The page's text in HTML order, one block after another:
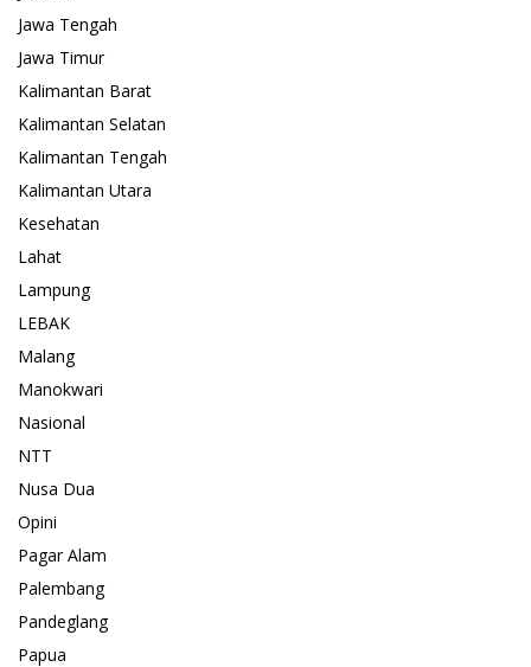
Jawa Tengah
Jawa Timur
Kalimantan Barat
Kalimantan Selatan
Kalimantan Tengah
Kalimantan Utara
Kesehatan
Lahat
Lampung
LEBAK
Malang
Manokwari
Nasional
NTT
Nusa Dua
Opini
Pagar Alam
Palembang
Pandeglang
Papua